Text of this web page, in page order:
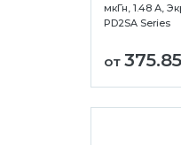
мкГн, 1.48 А,
PD2SA Series
от